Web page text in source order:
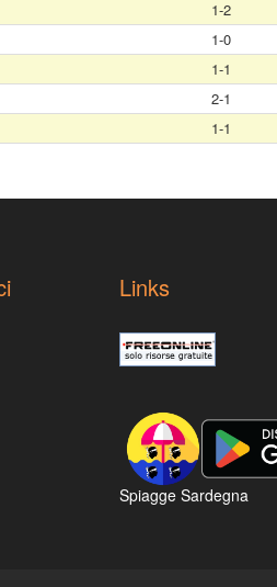
1-2
1-0
1-1
2-1
1-1
Links
Spiagge Sardegna